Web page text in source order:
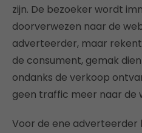
zijn. De bezoeker wordt
doorverwezen naar de
adverteerder, maar
de consument, gemak
ondanks de verkoop
geen traffic meer naar de
Voor de ene adverteerder